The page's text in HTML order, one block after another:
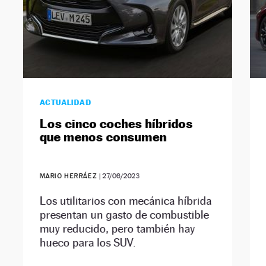
ACTUALIDAD
Los cinco coches híbridos
que menos consumen
MARIO HERRÁEZ | 27/06/2023
Los utilitarios con mecánica híbrida
presentan un gasto de combustible
muy reducido, pero también hay
hueco para los SUV.